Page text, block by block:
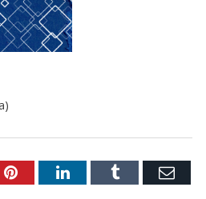
PinterestLinkedInTumblr Email